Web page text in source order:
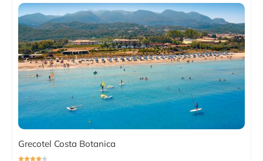
Grecotel Costa Botanica